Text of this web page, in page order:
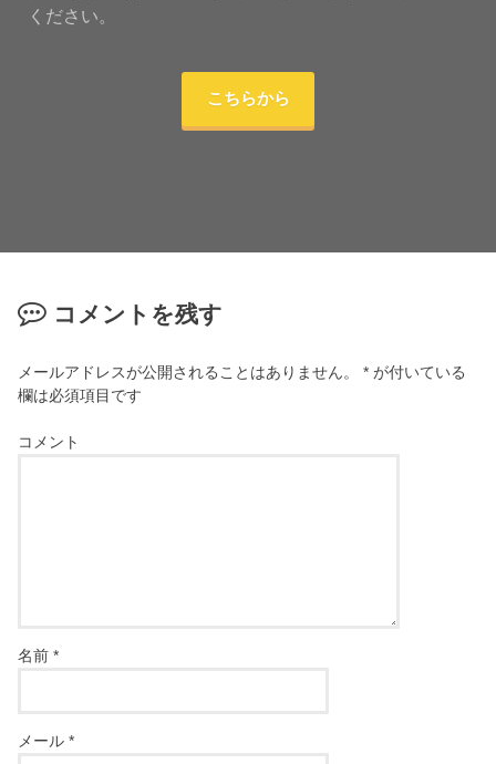
ください。
こちらから
コメントを残す
メールアドレスが公開されることはありません。 * が付いている
欄は必須項目です
コメント
名前*
メール*